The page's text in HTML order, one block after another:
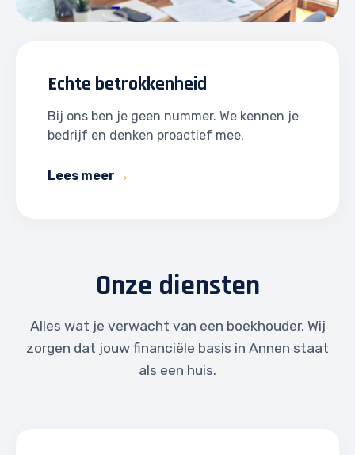
Echte betrokkenheid
Bij ons ben je geen nummer. We kennen je
bedrijf en denken proactief mee.
Lees meer
Onze diensten
Alles wat je verwacht van een boekhouder. Wij
zorgen dat jouw financiële basis in Annen staat
als een huis.